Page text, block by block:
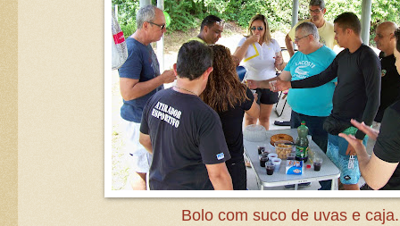
Bolo com suco de uvas e caja.